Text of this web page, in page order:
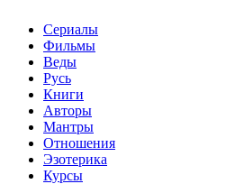
Сериалы
Фильмы
Веды
Русь
Книги
Авторы
Мантры
Отношения
Эзотерика
Курсы